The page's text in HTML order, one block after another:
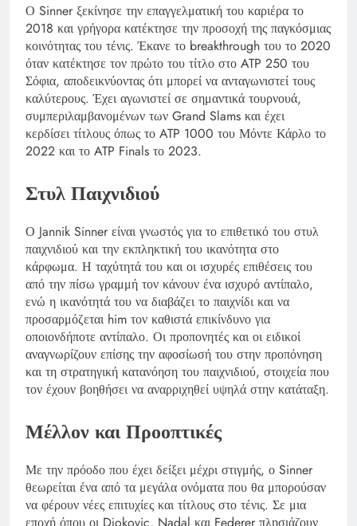
Ο Sinner ξεκίνησε την επαγγελματική του καριέρα το
2018 και γρήγορα κατέκτησε την προσοχή της παγκόσμιας
κοινότητας του τένις. Έκανε το breakthrough του το 2020
όταν κατέκτησε τον πρώτο του τίτλο στο ATP 250 του
Σόφια, αποδεικνύοντας ότι μπορεί να ανταγωνιστεί τους
καλύτερους. Έχει αγωνιστεί σε σημαντικά τουρνουά,
συμπεριλαμβανομένων των Grand Slams και έχει
κερδίσει τίτλους όπως το ATP 1000 του Μόντε Κάρλο το
2022 και το ATP Finals το 2023.
Στυλ Παιχνιδιού
Ο Jannik Sinner είναι γνωστός για το επιθετικό του στυλ
παιχνιδιού και την εκπληκτική του ικανότητα στο
κάρφωμα. Η ταχύτητά του και οι ισχυρές επιθέσεις του
από την πίσω γραμμή τον κάνουν ένα ισχυρό αντίπαλο,
ενώ η ικανότητά του να διαβάζει το παιχνίδι και να
προσαρμόζεται him τον καθιστά επικίνδυνο για
οποιονδήποτε αντίπαλο. Οι προπονητές και οι ειδικοί
αναγνωρίζουν επίσης την αφοσίωσή του στην προπόνηση
και τη στρατηγική κατανόηση του παιχνιδιού, στοιχεία που
τον έχουν βοηθήσει να αναρριχηθεί υψηλά στην κατάταξη.
Μέλλον και Προοπτικές
Με την πρόοδο που έχει δείξει μέχρι στιγμής, ο Sinner
θεωρείται ένα από τα μεγάλα ονόματα που θα μπορούσαν
να φέρουν νέες επιτυχίες και τίτλους στο τένις. Σε μια
εποχή όπου οι Djokovic, Nadal και Federer πλησιάζουν